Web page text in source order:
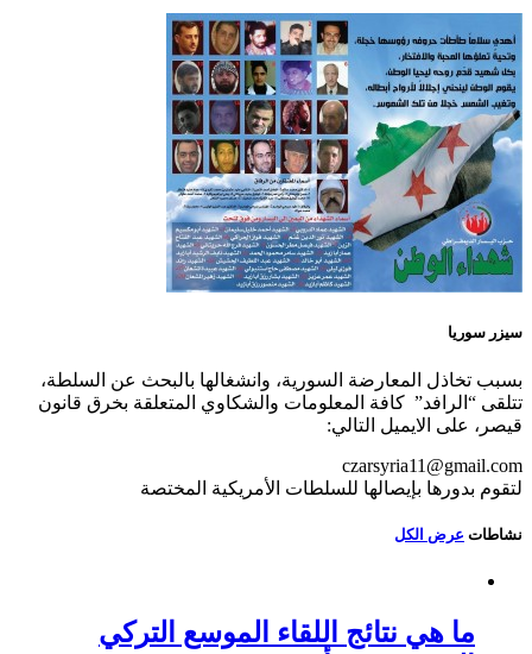
سيزر سوريا
بسبب تخاذل المعارضة السورية، وانشغالها بالبحث عن السلطة،
تتلقى “الرافد” كافة المعلومات والشكاوي المتعلقة بخرق قانون
قيصر، على الايميل التالي:
czarsyria11@gmail.com
لتقوم بدورها بإيصالها للسلطات الأمريكية المختصة
نشاطات عرض الكل
ما هي نتائج اللقاء الموسع التركي